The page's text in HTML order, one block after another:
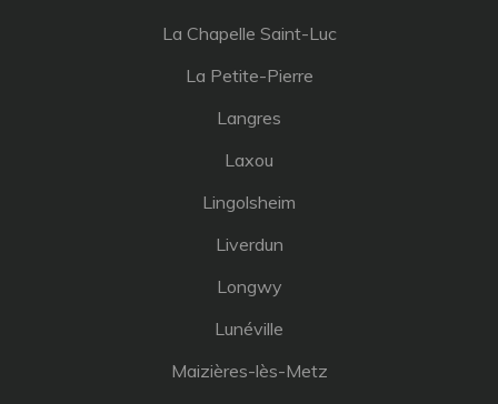
La Chapelle Saint-Luc
La Petite-Pierre
Langres
Laxou
Lingolsheim
Liverdun
Longwy
Lunéville
Maizières-lès-Metz